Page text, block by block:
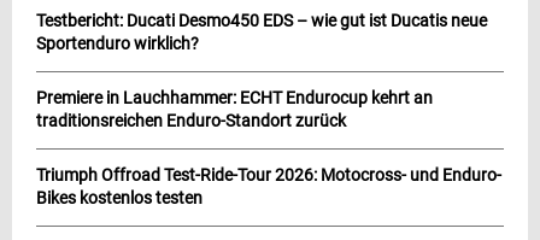
Testbericht: Ducati Desmo450 EDS – wie gut ist Ducatis neue
Sportenduro wirklich?
Premiere in Lauchhammer: ECHT Endurocup kehrt an
traditionsreichen Enduro-Standort zurück
Triumph Offroad Test-Ride-Tour 2026: Motocross- und Enduro-
Bikes kostenlos testen